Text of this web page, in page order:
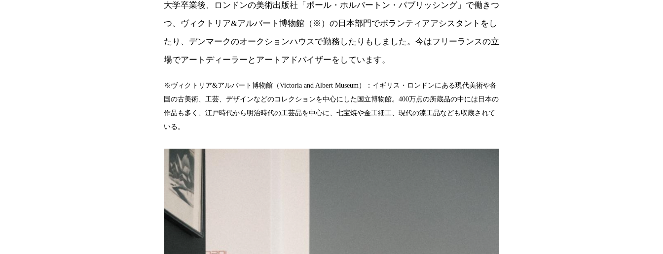
大学卒業後、ロンドンの美術出版社「ポール・ホルバートン・パブリッシング」で働きつ
つ、ヴィクトリア&アルバート博物館（※）の日本部門でボランティアアシスタントをし
たり、デンマークのオークションハウスで勤務したりもしました。今はフリーランスの立
場でアートディーラーとアートアドバイザーをしています。
※ヴィクトリア&アルバート博物館（Victoria and Albert Museum）：イギリス・ロンドンにある現代美術や各
国の古美術、工芸、デザインなどのコレクションを中心にした国立博物館。400万点の所蔵品の中には日本の
作品も多く、江戸時代から明治時代の工芸品を中心に、七宝焼や金工細工、現代の漆工品なども収蔵されて
いる。